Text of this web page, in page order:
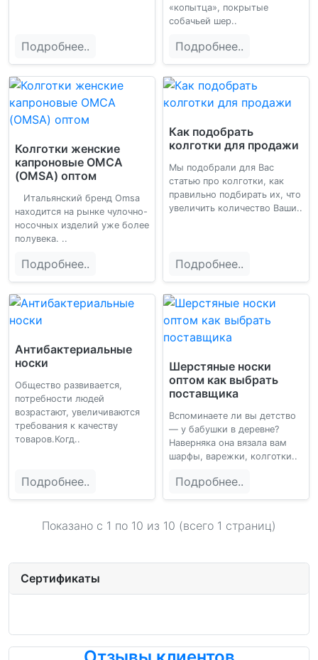
Подробнее..
«копытца», покрытые
собачьей шер..
Подробнее..
Колготки женские
капроновые ОМСА
(OMSA) оптом
Итальянский бренд Omsa
находится на рынке чулочно-
носочных изделий уже более
полувека. ..
Подробнее..
Как подобрать
колготки для продажи
Мы подобрали для Вас
статью про колготки, как
правильно подбирать их, что
увеличить количество Ваши..
Подробнее..
Антибактериальные
носки
Общество развивается,
потребности людей
возрастают, увеличиваются
требования к качеству
товаров.Когд..
Подробнее..
Шерстяные носки
оптом как выбрать
поставщика
Вспоминаете ли вы детство
— у бабушки в деревне?
Наверняка она вязала вам
шарфы, варежки, колготки..
Подробнее..
Показано с 1 по 10 из 10 (всего 1 страниц)
Сертификаты